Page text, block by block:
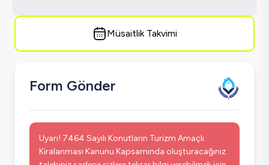
Müsaitlik Takvimi
Form Gönder
Uyarı! 7464 Sayılı Konutların Turizm Amaçlı
Kiralanması Kanunu Kapsamında oluşturacağınız